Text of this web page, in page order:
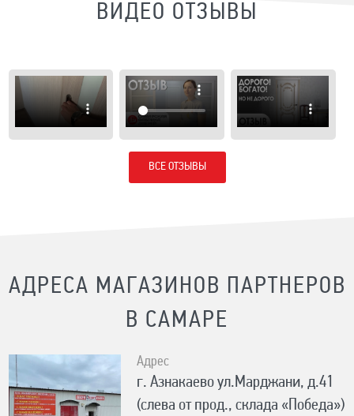
ВИДЕО ОТЗЫВЫ
ВСЕ ОТЗЫВЫ
АДРЕСА МАГАЗИНОВ ПАРТНЕРОВ
В САМАРЕ
Адрес
г. Азнакаево ул.Марджани, д.41
(слева от прод., склада «Победа»)